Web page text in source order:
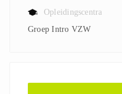
Opleidingscentra
Groep Intro VZW